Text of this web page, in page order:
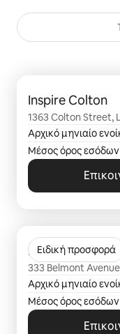
Inspire Colton
1363 Colton Street,
Αρχικό μηνιαίο
Μέσος όρος εσόδων
Ειδική προσφορά
Inspire Belmont
333 Belmont
Αρχικό μηνιαίο
Μέσος όρος εσόδων